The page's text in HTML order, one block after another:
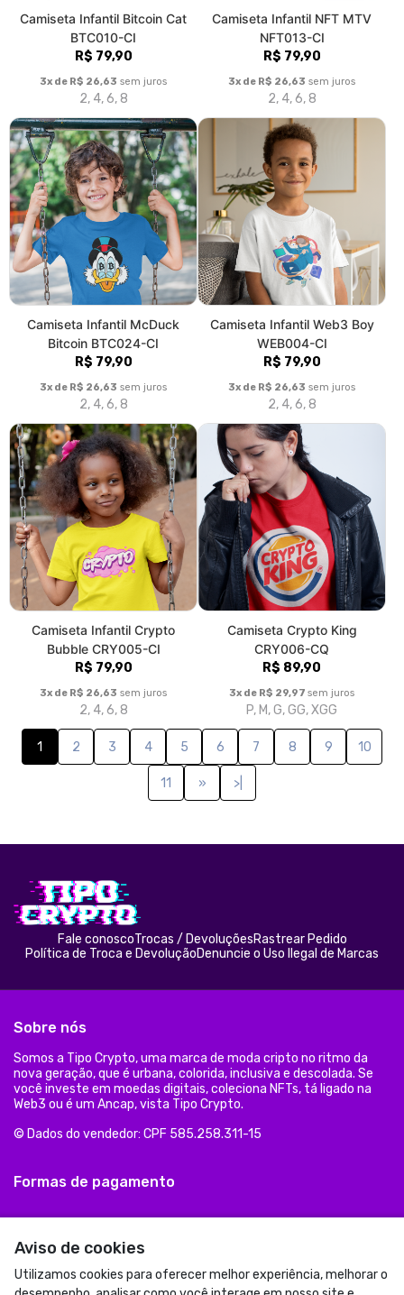
Camiseta Infantil Bitcoin Cat
BTC010-CI
R$ 79,90
3x de R$ 26,63 sem juros
2, 4, 6, 8
Camiseta Infantil NFT MTV
NFT013-CI
R$ 79,90
3x de R$ 26,63 sem juros
2, 4, 6, 8
Camiseta Infantil McDuck
Bitcoin BTC024-CI
R$ 79,90
3x de R$ 26,63 sem juros
2, 4, 6, 8
Camiseta Infantil Web3 Boy
WEB004-CI
R$ 79,90
3x de R$ 26,63 sem juros
2, 4, 6, 8
Camiseta Infantil Crypto
Bubble CRY005-CI
R$ 79,90
3x de R$ 26,63 sem juros
2, 4, 6, 8
Camiseta Crypto King
CRY006-CQ
R$ 89,90
3x de R$ 29,97 sem juros
P, M, G, GG, XGG
1 2 3 4 5 6 7 8 9 10
11 » >|
Aviso de cookies
Utilizamos cookies para oferecer melhor experiência, melhorar o
Fale conoscoTrocas / DevoluçõesRastrear Pedido
Política de Troca e DevoluçãoDenuncie o Uso Ilegal de Marcas
Sobre nós
Somos a Tipo Crypto, uma marca de moda cripto no ritmo da
nova geração, que é urbana, colorida, inclusiva e descolada. Se
você investe em moedas digitais, coleciona NFTs, tá ligado na
Web3 ou é um Ancap, vista Tipo Crypto.
© Dados do vendedor: CPF 585.258.311-15
Formas de pagamento